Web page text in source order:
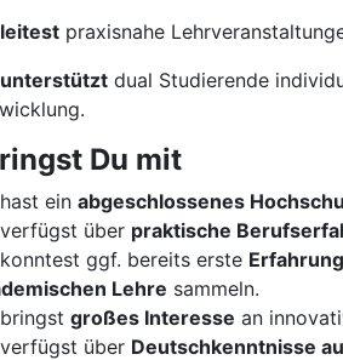
leitest praxisnahe
unterstützt dual Studierende
Du mit
ein abgeschlossenes
über praktische
ggf. bereits erste Erfahrung
Lehre sammeln.
großes Interesse an
über Deutschkenntnisse